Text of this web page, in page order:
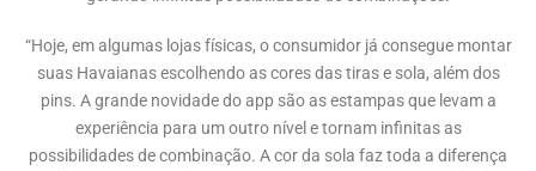
“Hoje, em algumas lojas físicas, o consumidor já consegue montar
suas Havaianas escolhendo as cores das tiras e sola, além dos
pins. A grande novidade do app são as estampas que levam a
experiência para um outro nível e tornam infinitas as
possibilidades de combinação. A cor da sola faz toda a diferença